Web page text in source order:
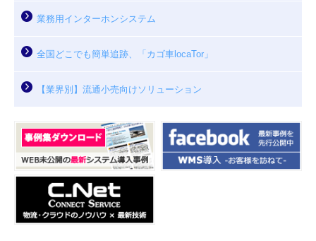
業務用インターホンシステム
全国どこでも簡単追跡、「カゴ車locaTor」
【業界別】流通小売向けソリューション